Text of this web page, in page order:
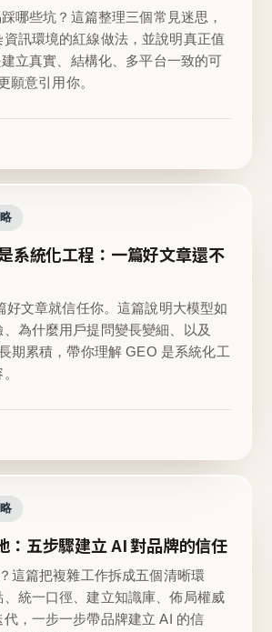
哪些坑？這篇整理三個常見迷思，
資訊環境的紅線做法，並說明真正值
立真實、結構化、多平台一致的可
願意引用你。
系統化工程：一篇好文章還不
好文章就信任你。這篇說明大模型如
為什麼用戶提問變長變細、以及
期累積，帶你理解 GEO 是系統化工
：五步驟建立 AI 對品牌的信任
這篇把複雜工作拆成五個清晰環
統一口徑、建立知識庫、佈局權威
，一步一步帶品牌建立 AI 的信